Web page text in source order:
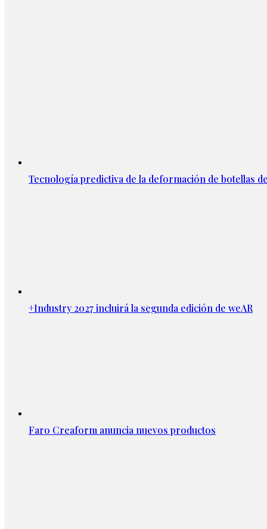
Tecnología predictiva de la deformación de botellas
+Industry 2027 incluirá la segunda edición de weAR
Faro Creaform anuncia nuevos productos